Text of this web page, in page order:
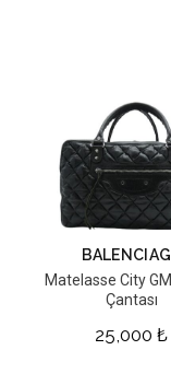
Matelasse City
Çantası
25,000 ₺